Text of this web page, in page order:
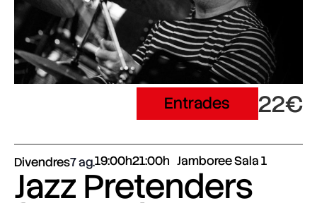
Entrades 22€
Divendres7 ag.19:00h21:00h Jamboree Sala 1
Jazz Pretenders